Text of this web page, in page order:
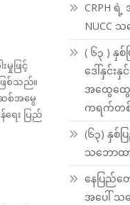
မှုဖြင့်
ြစ်သည်။
စ်အမွေ
ေး ပြည်
CRPH ရဲ့
NUCC သ
( ၆၃ ) နှ
ဒေါ်နှင်း
အထွေထွေ
ကရက်တစ်
(၆၃) နှစ်
သဘောထ
နေပြည်တ
အပေါ် သ